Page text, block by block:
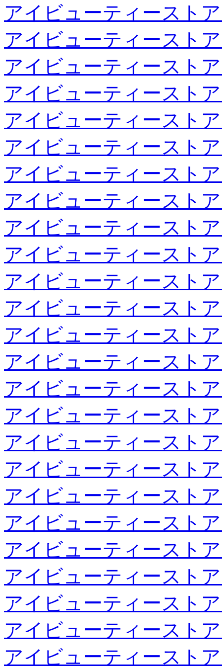
アイビューティースト
アイビューティースト
アイビューティースト
アイビューティースト
アイビューティースト
アイビューティースト
アイビューティースト
アイビューティースト
アイビューティースト
アイビューティースト
アイビューティースト
アイビューティースト
アイビューティースト
アイビューティースト
アイビューティースト
アイビューティースト
アイビューティースト
アイビューティースト
アイビューティースト
アイビューティースト
アイビューティースト
アイビューティースト
アイビューティースト
アイビューティースト
アイビューティースト